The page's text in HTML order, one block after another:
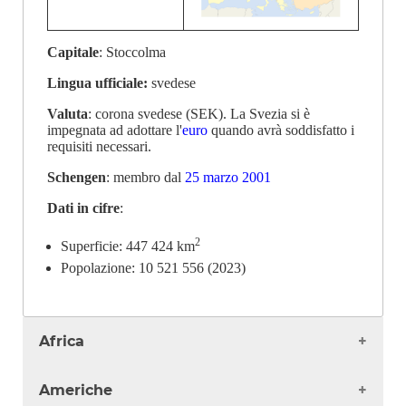
Africa
Angola
Americhe
Capitale: Stoccolma
Lingua ufficiale: svedese
Valuta: corona svedese (SEK). La Svezia si è
impegnata ad adottare l'euroquando avrà soddisfatto i
requisiti necessari.
Schengen: membro dal 25 marzo 2001
Dati in cifre:
Superficie: 447 424 km2
Popolazione: 10 521 556 (2023)